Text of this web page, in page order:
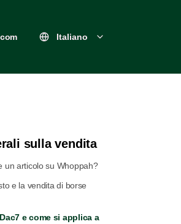
Italiano
sulla vendita
un articolo su Whoppah?
e la vendita di borse
e come si applica a